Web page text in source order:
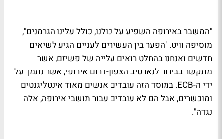
"המשבר באירופה השפיע על כולנו, כולל עלינו הגרמנים",
מוסיפה וויט. "הפער בין העשירים לעניים הגיע לשיאים
חדשים ואנחנו בהחלט רואים עלייה של פשיזם, אשר
מתקשר בבירור לנארטיב הצפון-דרום אירופי, אשר נתמך על
ידי ה-ECB. במוסד הזה עובדים אנשים מאוד אינטליגנטים
ומוכשרים, אבל הם לא עובדים עבור תושבי אירופה, אלה
נגדה".